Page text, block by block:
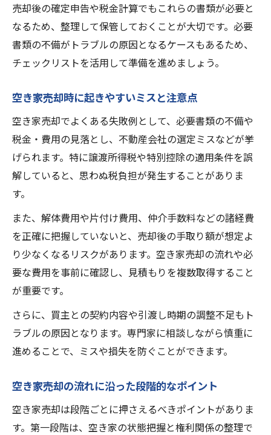
売却後の確定申告や税金計算でもこれらの書類が必要と
なるため、整理して保管しておくことが大切です。必要
書類の不備がトラブルの原因となるケースもあるため、
チェックリストを活用して準備を進めましょう。
空き家売却時に起きやすいミスと注意点
空き家売却でよくある失敗例として、必要書類の不備や
税金・費用の見落とし、不動産会社の選定ミスなどが挙
げられます。特に譲渡所得税や特別控除の適用条件を誤
解していると、思わぬ税負担が発生することがありま
す。
また、解体費用や片付け費用、仲介手数料などの諸経費
を正確に把握していないと、売却後の手取り額が想定よ
り少なくなるリスクがあります。空き家売却の流れや必
要な費用を事前に確認し、見積もりを複数取得すること
が重要です。
さらに、買主との契約内容や引渡し時期の調整不足もト
ラブルの原因となります。専門家に相談しながら慎重に
進めることで、ミスや損失を防ぐことができます。
空き家売却の流れに沿った段階的なポイント
空き家売却は段階ごとに押さえるべきポイントがありま
す。第一段階は、空き家の状態把握と権利関係の整理で